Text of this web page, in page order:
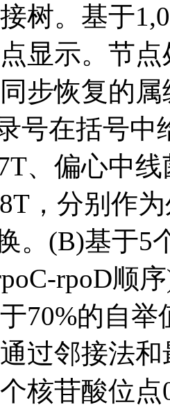
树。基于
显示。节
步恢复的
号在括号
、偏心中
，分别作
。(B)基于5
rpoD顺
70%的自
过邻接法
核苷酸位点